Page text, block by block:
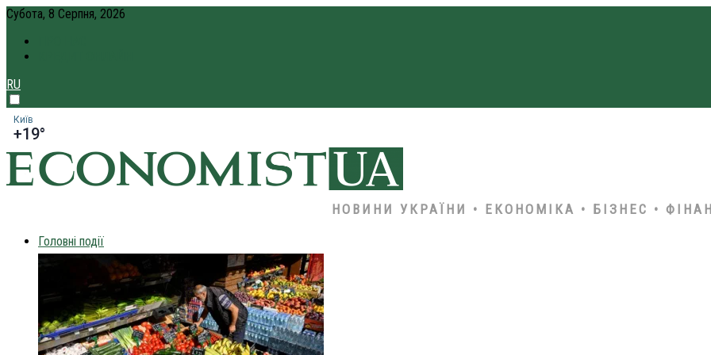
Субота, 8 Серпня, 2026
RU
Київ
+19°
НОВИНИ УКРАЇНИ • ЕКОНОМІКА • БІЗНЕС •
Головні події